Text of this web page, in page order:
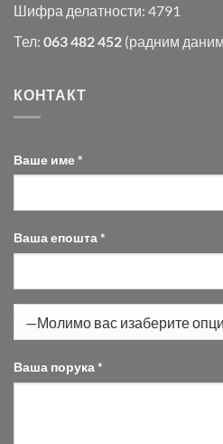
Шифра делатности: 4791
Тел: 063 482 452 (радним
КОНТАКТ
Ваше име *
Ваша епошта *
Ваша порука *